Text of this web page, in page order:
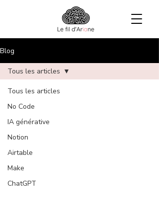
Blog
Tous les articles
No Code
IA générative
Notion
Airtable
Make
ChatGPT
Tous les articles